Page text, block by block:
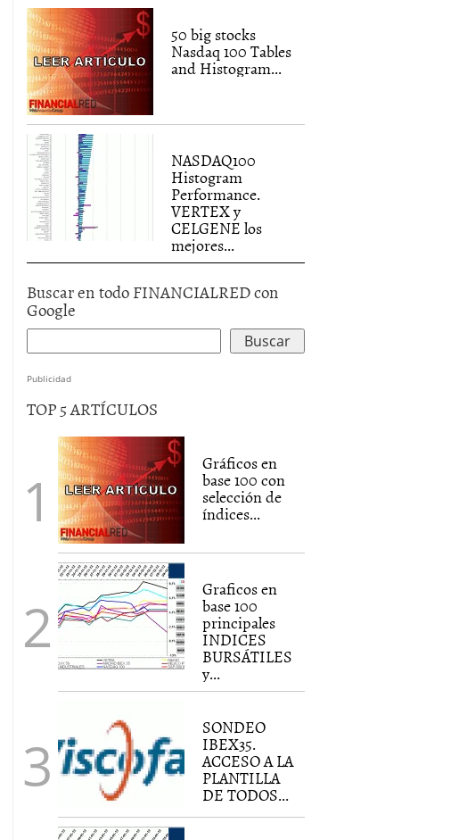
50 big stocks
Nasdaq 100 Tables
and Histogram...
NASDAQ100
Histogram
Performance.
VERTEX y
CELGENE los
mejores...
Buscar en todo FINANCIALRED con
Google
Publicidad
TOP 5 ARTÍCULOS
Gráficos en
base 100 con
selección de
índices...
Graficos en
base 100
principales
INDICES
BURSÁTILES
y...
SONDEO
IBEX35.
ACCESO A LA
PLANTILLA
DE TODOS...